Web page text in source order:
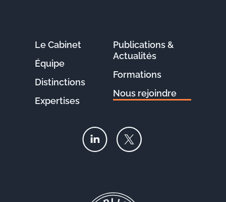
Le Cabinet
Équipe
Distinctions
Expertises
Publications &
Actualités
Formations
Nous rejoindre